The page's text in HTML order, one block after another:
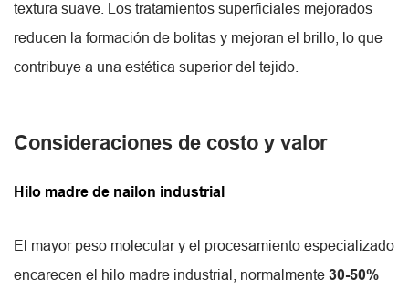
textura suave. Los tratamientos superficiales mejorados
reducen la formación de bolitas y mejoran el brillo, lo que
contribuye a una estética superior del tejido.
Consideraciones de costo y valor
Hilo madre de nailon industrial
El mayor peso molecular y el procesamiento especializado
encarecen el hilo madre industrial, normalmente 30-50%